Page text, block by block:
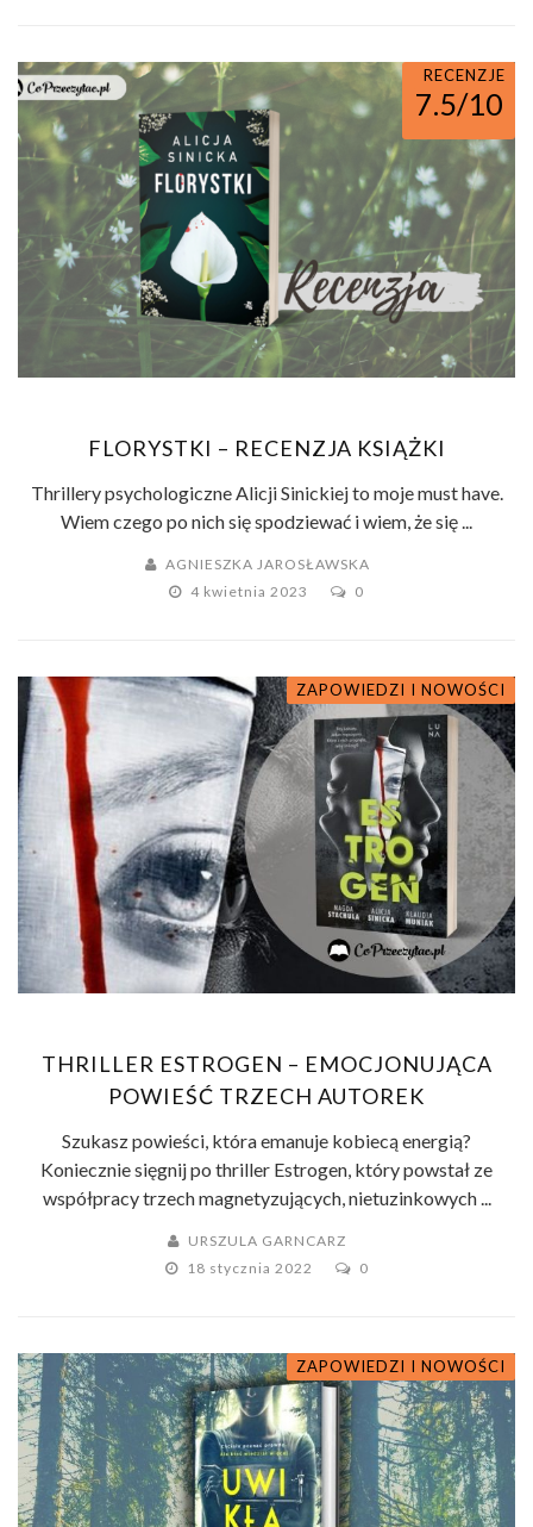
RECENZJE
7.5/10
FLORYSTKI – RECENZJA KSIĄŻKI
Thrillery psychologiczne Alicji Sinickiej to moje must have.
Wiem czego po nich się spodziewać i wiem, że się ...
AGNIESZKA JAROSŁAWSKA
4 kwietnia 2023
0
ZAPOWIEDZI I NOWOŚCI
THRILLER ESTROGEN – EMOCJONUJĄCA
POWIEŚĆ TRZECH AUTOREK
Szukasz powieści, która emanuje kobiecą energią?
Koniecznie sięgnij po thriller Estrogen, który powstał ze
współpracy trzech magnetyzujących, nietuzinkowych ...
URSZULA GARNCARZ
18 stycznia 2022
0
ZAPOWIEDZI I NOWOŚCI